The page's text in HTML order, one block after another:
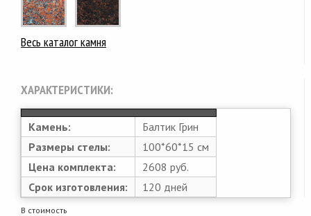
Весь каталог камня
ХАРАКТЕРИСТИКИ:
Камень:
Балтик Грин
Размеры стелы:
100*60*15 см
Цена комплекта:
2608 руб.
Срок изготовления:
120 дней
В стоимость